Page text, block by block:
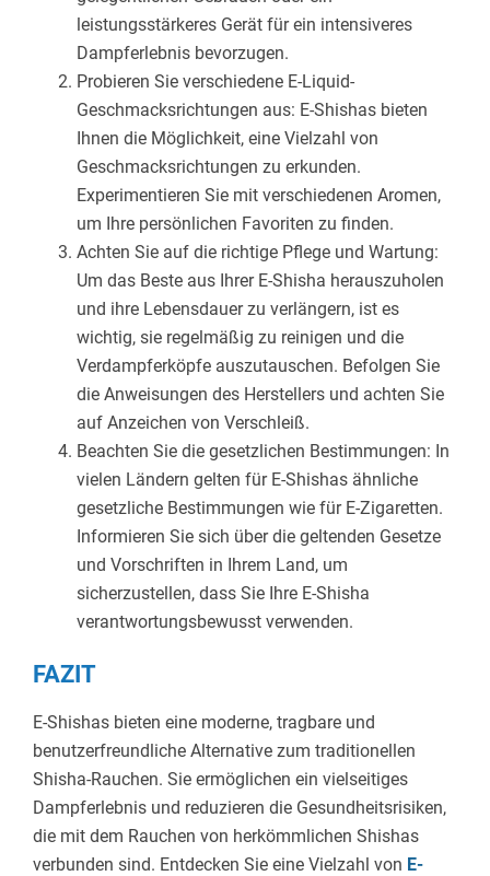
leistungsstärkeres Gerät für ein intensiveres
Dampferlebnis bevorzugen.
Probieren Sie verschiedene E-Liquid-
Geschmacksrichtungen aus: E-Shishas bieten
Ihnen die Möglichkeit, eine Vielzahl von
Geschmacksrichtungen zu erkunden.
Experimentieren Sie mit verschiedenen Aromen,
um Ihre persönlichen Favoriten zu finden.
Achten Sie auf die richtige Pflege und Wartung:
Um das Beste aus Ihrer E-Shisha herauszuholen
und ihre Lebensdauer zu verlängern, ist es
wichtig, sie regelmäßig zu reinigen und die
Verdampferköpfe auszutauschen. Befolgen Sie
die Anweisungen des Herstellers und achten Sie
auf Anzeichen von Verschleiß.
Beachten Sie die gesetzlichen Bestimmungen: In
vielen Ländern gelten für E-Shishas ähnliche
gesetzliche Bestimmungen wie für E-Zigaretten.
Informieren Sie sich über die geltenden Gesetze
und Vorschriften in Ihrem Land, um
sicherzustellen, dass Sie Ihre E-Shisha
verantwortungsbewusst verwenden.
FAZIT
E-Shishas bieten eine moderne, tragbare und
benutzerfreundliche Alternative zum traditionellen
Shisha-Rauchen. Sie ermöglichen ein vielseitiges
Dampferlebnis und reduzieren die Gesundheitsrisiken,
die mit dem Rauchen von herkömmlichen Shishas
verbunden sind. Entdecken Sie eine Vielzahl von E-